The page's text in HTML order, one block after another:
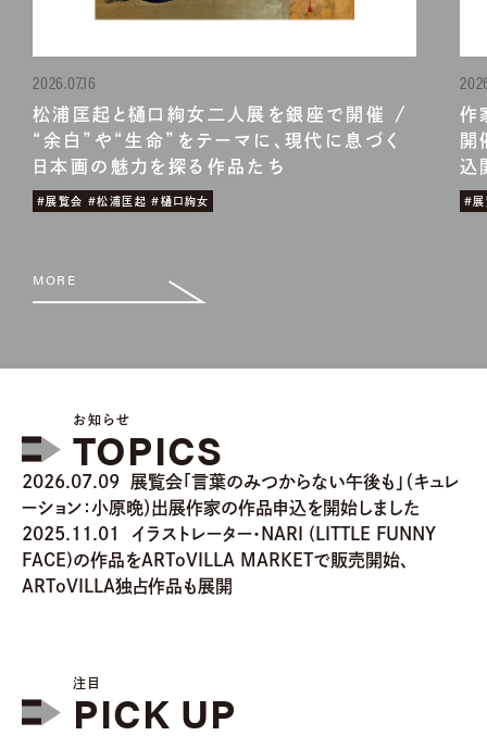
2026.07.16
松浦匡起と樋口絢女二人展を銀座で開催 /
“余白”や“生命”をテーマに、現代に息づく
日本画の魅力を探る作品たち
#展覧会 #松浦匡起 #樋口絢女
作
開
込
#展
MORE
お知らせ
TOPICS
2026.07.09
展覧会「言葉のみつからない午後も」（キュレ
ーション：小原晩）出展作家の作品申込を開始しました
2025.11.01
イラストレーター・NARI (LITTLE FUNNY
FACE)の作品をARToVILLA MARKETで販売開始、
ARToVILLA独占作品も展開
注目
PICK UP